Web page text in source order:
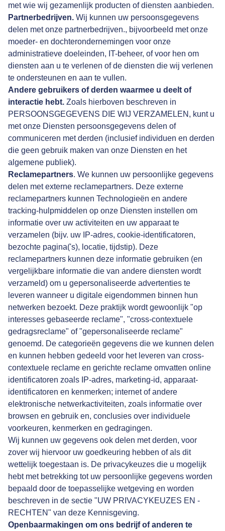
met wie wij gezamenlijk producten of diensten aanbieden.
Partnerbedrijven. Wij kunnen uw persoonsgegevens
delen met onze partnerbedrijven., bijvoorbeeld met onze
moeder- en dochterondernemingen voor onze
administratieve doeleinden, IT-beheer, of voor hen om
diensten aan u te verlenen of de diensten die wij verlenen
te ondersteunen en aan te vullen.
Andere gebruikers of derden waarmee u deelt of
interactie hebt. Zoals hierboven beschreven in
PERSOONSGEGEVENS DIE WIJ VERZAMELEN, kunt u
met onze Diensten persoonsgegevens delen of
communiceren met derden (inclusief individuen en derden
die geen gebruik maken van onze Diensten en het
algemene publiek).
Reclamepartners. We kunnen uw persoonlijke gegevens
delen met externe reclamepartners. Deze externe
reclamepartners kunnen Technologieën en andere
tracking-hulpmiddelen op onze Diensten instellen om
informatie over uw activiteiten en uw apparaat te
verzamelen (bijv. uw IP-adres, cookie-identificatoren,
bezochte pagina('s), locatie, tijdstip). Deze
reclamepartners kunnen deze informatie gebruiken (en
vergelijkbare informatie die van andere diensten wordt
verzameld) om u gepersonaliseerde advertenties te
leveren wanneer u digitale eigendommen binnen hun
netwerken bezoekt. Deze praktijk wordt gewoonlijk "op
interesses gebaseerde reclame", "cross-contextuele
gedragsreclame" of "gepersonaliseerde reclame"
genoemd. De categorieën gegevens die we kunnen delen
en kunnen hebben gedeeld voor het leveren van cross-
contextuele reclame en gerichte reclame omvatten online
identificatoren zoals IP-adres, marketing-id, apparaat-
identificatoren en kenmerken; internet of andere
elektronische netwerkactiviteiten, zoals informatie over
browsen en gebruik en, conclusies over individuele
voorkeuren, kenmerken en gedragingen.
Wij kunnen uw gegevens ook delen met derden, voor
zover wij hiervoor uw goedkeuring hebben of als dit
wettelijk toegestaan is. De privacykeuzes die u mogelijk
hebt met betrekking tot uw persoonlijke gegevens worden
bepaald door de toepasselijke wetgeving en worden
beschreven in de sectie "UW PRIVACYKEUZES EN -
RECHTEN" van deze Kennisgeving.
Openbaarmakingen om ons bedrijf of anderen te